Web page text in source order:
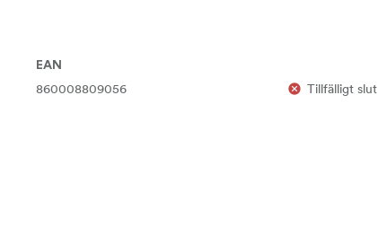
EAN
860008809056 Tillfälligt slut